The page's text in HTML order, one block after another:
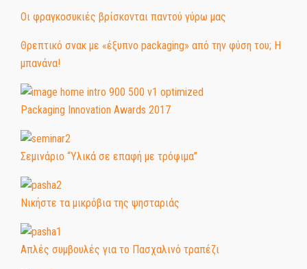
Οι φραγκοσυκιές βρίσκονται παντού γύρω μας
Θρεπτικό σνακ με «έξυπνο packaging» από την φύση του; Η
μπανάνα!
Packaging Innovation Awards 2017
Σεμινάριο “Υλικά σε επαφή με τρόφιμα”
Νικήστε τα μικρόβια της ψησταριάς
Απλές συμβουλές για το Πασχαλινό τραπέζι